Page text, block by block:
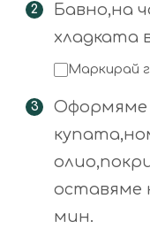
Бавно,на
хладката
Маркирай
Оформяме
оставяме
мин.